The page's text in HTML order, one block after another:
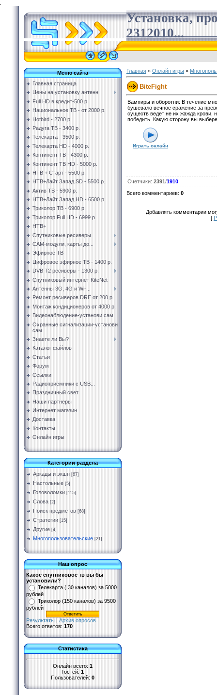
Установка,
2312010...
Меню сайта
Главная страница
Цены на установку антенн
Full HD в кредит-500 р.
Национальное ТВ - от 2000 р.
Hotbird - 2700 р.
Радуга ТВ - 3400 р.
Телекарта - 3500 р.
Телекарта HD - 4000 р.
Континент ТВ - 4300 р.
Континент ТВ HD - 5000 р.
НТВ + Старт - 5500 р.
НТВ+Лайт Запад SD - 5500 р.
Актив ТВ - 5900 р.
НТВ+Лайт Запад HD - 6500 р.
Триколор ТВ - 6900 р.
Триколор Full HD - 6999 р.
НТВ+
Спутниковые ресиверы
CAM-модули, карты до...
Эфирное ТВ
Цифровое эфирное ТВ - 1400 р.
DVB T2 ресиверы - 1300 р.
Спутниковый интернет KiteNet
Антенны 3G, 4G и Wi-...
Ремонт ресиверов DRE от 200 р.
Монтаж кондиционеров от 4000 р.
Видеонаблюдение-установи сам
Охранные сигнализации-установи
сам
Знаете ли Вы?
Каталог файлов
Статьи
Форум
Ссылки
Радиоприёмники с USB...
Праздничный свет
Наши партнеры
Интернет магазин
Доставка
Контакты
Онлайн игры
Категории раздела
Аркады и экшн [67]
Настольные [5]
Головоломки [115]
Слова [2]
Поиск предметов [68]
Стратегии [15]
Другие [4]
Многопользовательские [21]
Наш опрос
Какое спутниковое тв вы бы
установили?
Телекарта ( 30 каналов) за 5000
рублей
Триколор (150 каналов) за 9500
рублей
Результаты | Архив опросов
Всего ответов: 170
Статистика
Онлайн всего: 1
Гостей: 1
Пользователей: 0
Главная » Онлайн игры »
BiteFight
Вампиры и оборотни: В течение
бушевало вечное сражение за
существ ведет не их жажда крови,
победить. Какую сторону вы
Играть онлайн
Счетчики: 2391 /1910
Всего комментариев: 0
Добавлять комментарии
[